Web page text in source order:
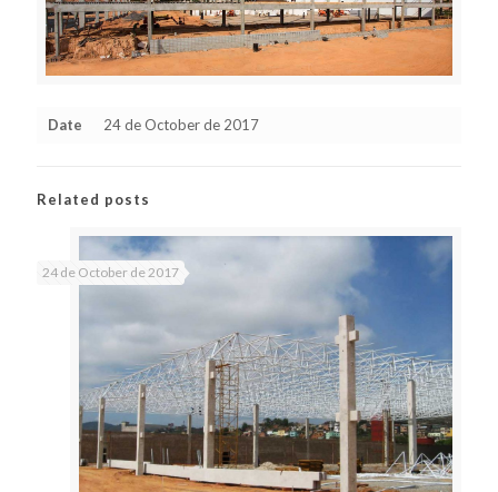
Date 24 de October de 2017
Related posts
24 de October de 2017